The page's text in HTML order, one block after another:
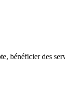
bénéficier des